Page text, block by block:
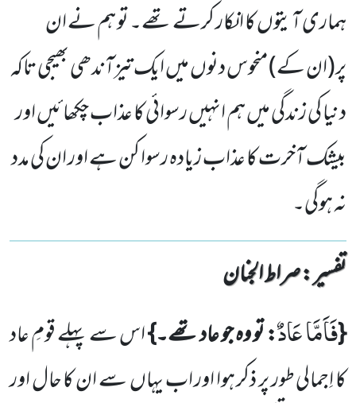
ہماری آیتوں کا انکار کرتے تھے۔ تو ہم نے ان
پر(ان کے) منحوس دنوں میں ایک تیزآندھی بھیجی تاکہ
دنیا کی زندگی میں ہم انہیں رسوائی کا عذاب چکھائیں اور
بیشک آخرت کا عذاب زیادہ رسوا کن ہے اور ان کی مدد
نہ ہوگی۔
تفسیر : ‎صراط الجنان
{فَاَمَّا عَادٌ: تو وہ جو عاد تھے۔}اس سے پہلے قومِ عاد
کا اِجمالی طور پر ذکر ہوا اور اب یہاںسے ان کا حال اور